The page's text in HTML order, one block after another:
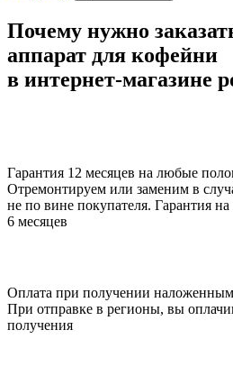
Почему нужно
аппарат для кофейни
в интернет-магазине
Гарантия 12 месяцев на любые
Отремонтируем или заменим в
не по вине покупателя. Гарантия
6 месяцев
Оплата при получении
При отправке в регионы, вы
получения